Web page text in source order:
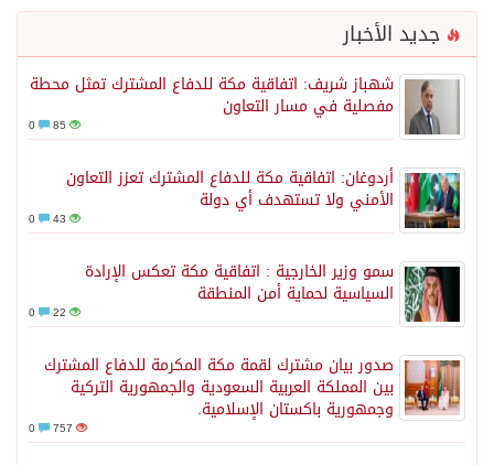
جديد الأخبار
شهباز شريف: اتفاقية مكة للدفاع المشترك تمثل محطة
مفصلية في مسار التعاون
0
أردوغان: اتفاقية مكة للدفاع المشترك تعزز التعاون
الأمني ولا تستهدف أي دولة
0
سمو وزير الخارجية : اتفاقية مكة تعكس الإرادة
السياسية لحماية أمن المنطقة
0
صدور بيان مشترك لقمة مكة المكرمة للدفاع المشترك
بين المملكة العربية السعودية والجمهورية التركية
وجمهورية باكستان الإسلامية.
0